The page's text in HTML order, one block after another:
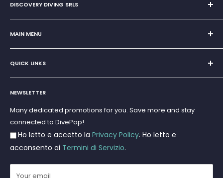
DISCOVERY DIVING SRLS
Sole Proprietorship of Giovanni Chiera di Vasco
San Teodoro, Marina di Puntaldia 07052
VAT No.11545830017
MAIN MENU
Home
Super Offer
Brands
Scuba diving
Freediving and Spearfishing
Gift Cards
QUICK LINKS
Search
Terms and Conditions
Privacy Policy
Returns and Refunds
Shipments
NEWSLETTER
Many dedicated promotions for you. Save more and stay
connected to DivePop!
Ho letto e accetto la Privacy Policy. Ho letto e
acconsento ai Termini di Servizio.
Your email